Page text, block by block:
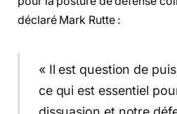
déclaré Mark Rutte :
« Il est question de
ce qui est essentiel